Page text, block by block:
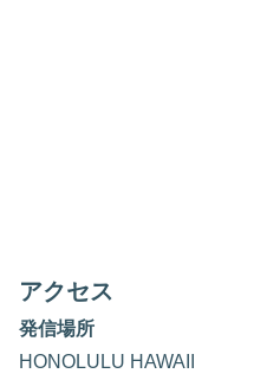
アクセス
発信場所
HONOLULU HAWAII